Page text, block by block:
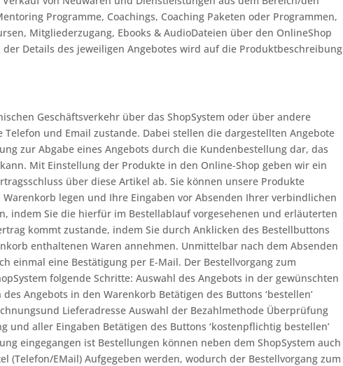
Programme, Coachings, Coaching Paketen oder Programmen,
Mitgliederzugang, Ebooks& AudioDateien über den OnlineShop
der Details des jeweiligen Angebotes wird auf die Produktbeschreibung
Geschäftsverkehr über das ShopSystem oder über andere
und Email zustande. Dabei stellen die dargestellten Angebote
zur Abgabe eines Angebots durch die Kundenbestellung dar, das
Mit Einstellung der Produkte in den Online-Shop geben wir ein
über diese Artikel ab. Sie können unsere Produkte
legen und Ihre Eingaben vor Absenden Ihrer verbindlichen
indem Sie die hierfür im Bestellablauf vorgesehenen und erläuterten
kommt zustande, indem Sie durch Anklicken des Bestellbuttons
enthaltenen Waren annehmen. Unmittelbar nach dem Absenden
einmal eine Bestätigung per E-Mail. Der Bestellvorgang zum
folgende Schritte: Auswahl des Angebots in der gewünschten
Angebots in den Warenkorb Betätigen des Buttons ‘bestellen’
Lieferadresse Auswahl der Bezahlmethode Überprüfung
und aller Eingaben Betätigen des Buttons ‘kostenpflichtig bestellen’
eingegangen ist Bestellungen können neben dem ShopSystem auch
(Telefon/EMail) Aufgegeben werden, wodurch der Bestellvorgang zum